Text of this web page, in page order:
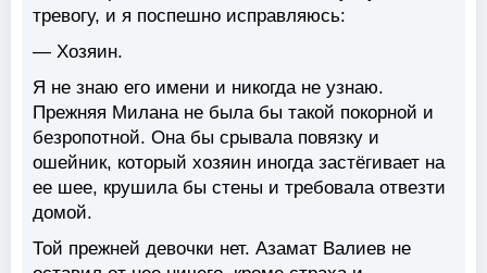
тревогу, и я поспешно исправляюсь:
— Хозяин.
Я не знаю его имени и никогда не узнаю.
Прежняя Милана не была бы такой покорной и
безропотной. Она бы срывала повязку и
ошейник, который хозяин иногда застёгивает на
ее шее, крушила бы стены и требовала отвезти
домой.
Той прежней девочки нет. Азамат Валиев не